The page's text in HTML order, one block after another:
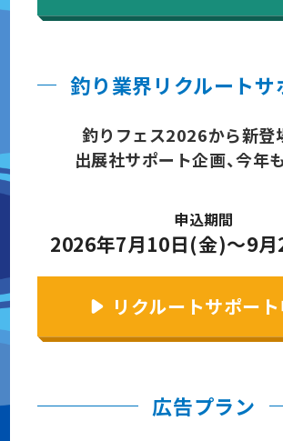
釣り業界リクルートサ
釣りフェス2026から新登
出展社サポート企画、今年
申込期間
2026年7月10日(金)〜9
リクルートサポー
広告プラン